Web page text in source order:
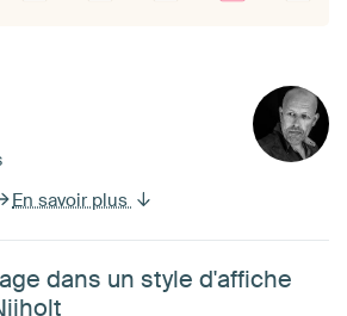
En savoir plus
dans un style d'affiche